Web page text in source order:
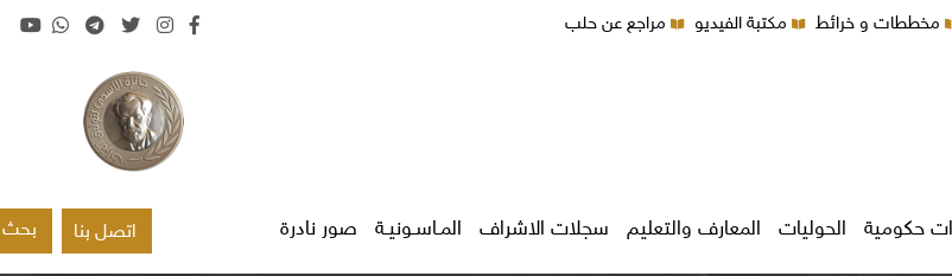
مخططات و خرائط مكتبة الفيديو مراجع عن حلب
حكومية الحوليات المعارف والتعليم سجلات الاشراف المـاسـونيـة صور نادرة اتصل بنا بحث